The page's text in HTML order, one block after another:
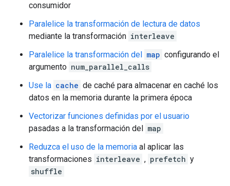
consumidor
Paralelice la transformación de lectura de datos
mediante la transformación interleave
Paralelice la transformación del
map configurando el
argumento num_parallel_calls
Use la cache de caché para almacenar en caché los
datos en la memoria durante la primera época
Vectorizar funciones definidas por el usuario
pasadas a la transformación del
map
Reduzca el uso de la memoria al aplicar las
transformaciones interleave , prefetch y
shuffle